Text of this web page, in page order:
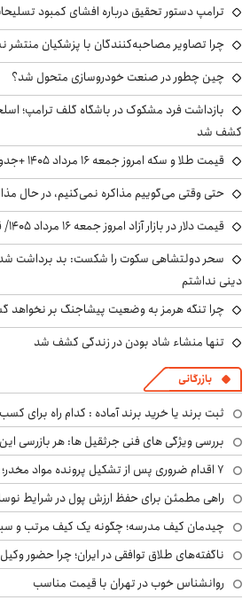
ترامپ دستور تحقیق درباره افشای کمبود
چرا تصاویر مصاحبه‌کنندگان با پزشکیان منتشر
چین چطور در صنعت خودروسازی متحول شد؟
بازداشت فرد مشکوک در باشگاه گلف ترامپ؛
کشف شد
قیمت طلا و سکه امروز جمعه ۱۶ مرداد ۱۴۰۵ +جدول
حتی وقتی می‌گوییم مذاکره نمی‌کنیم، در حال
قیمت دلار در بازار آزاد امروز جمعه ۱۶ مرداد ۱۴۰۵/ قیمت‌ها ریخت؟ +جدول
سحر دولتشاهی سکوت را شکست: بد برداشت
دینی نداشتم
چرا تنگه هرمز به وضعیت پیشاجنگ بر نخواهد
تنها منشاء شاد بودن در زندگی کشف شد
بازرگانی
ثبت برند یا خرید برند آماده : کدام راه برای
بررسی ویژگی های فنی جرثقیل ها: هر بازرسی این
۷ اقدام ضروری پس از تشکیل پرونده مواد مخدر؛ راهنمای خانواده‌ها
راهی مطمئن برای حفظ ارزش پول در شرایط
چیدمان کیف مدرسه؛ چگونه یک کیف مرتب و
ناگفته‌های طلاق توافقی در ایران؛ چرا
روانشناس خوب در تهران با قیمت مناسب